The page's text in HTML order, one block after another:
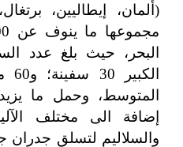
(ألمان، إيطاليين،
البحر، حيث بلغ عدد
إضافة الى مختلف
والسلاليم لتسلق جدران